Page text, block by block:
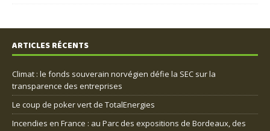
ARTICLES RÉCENTS
Climat : le fonds souverain norvégien défie la SEC sur la
transparence des entreprises
Le coup de poker vert de TotalEnergies
Incendies en France : au Parc des expositions de Bordeaux, des